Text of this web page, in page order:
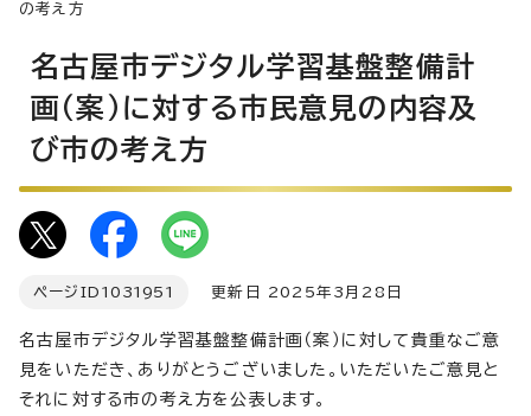
の考え方
名古屋市デジタル学習基盤整備計
画（案）に対する市民意見の内容及
び市の考え方
ページID 1031951 更新日 2025年3月28日
名古屋市デジタル学習基盤整備計画（案）に対して貴重なご意
見をいただき、ありがとうございました。いただいたご意見と
それに対する市の考え方を公表します。